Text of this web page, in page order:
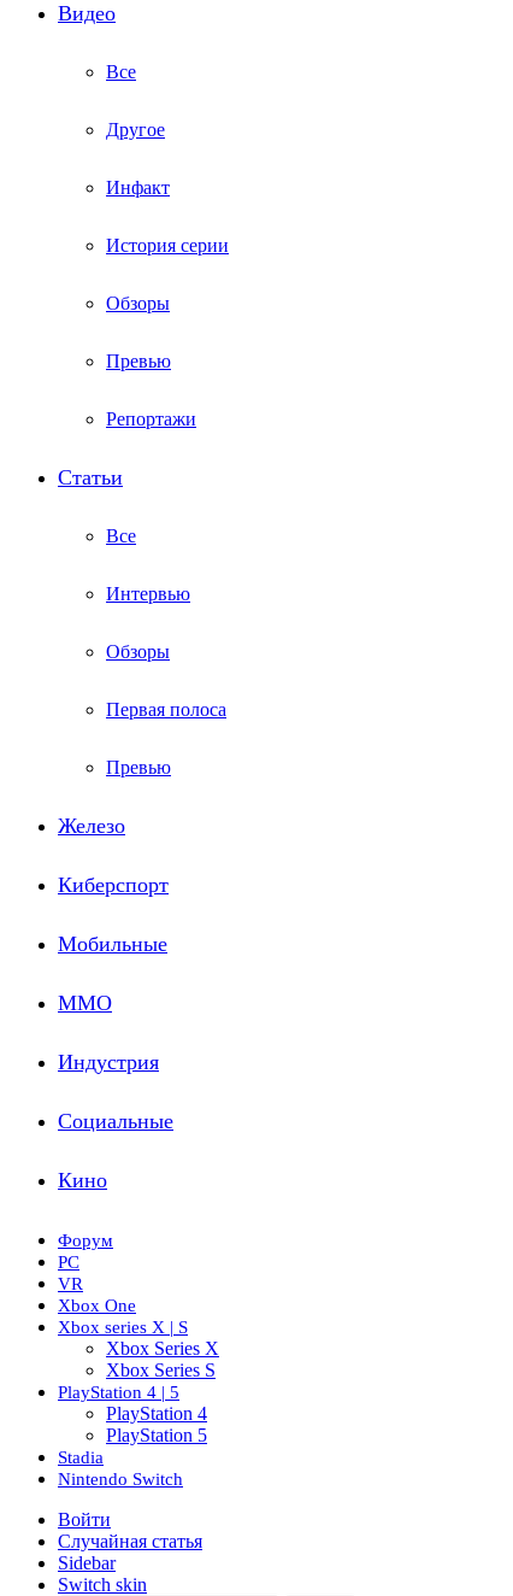
Видео
Все
Другое
Инфакт
История серии
Обзоры
Превью
Репортажи
Статьи
Все
Интервью
Обзоры
Первая полоса
Превью
Железо
Киберспорт
Мобильные
ММО
Индустрия
Социальные
Кино
Форум
PC
VR
Xbox One
Xbox series X | S
Xbox Series X
Xbox Series S
PlayStation 4 | 5
PlayStation 4
PlayStation 5
Stadia
Nintendo Switch
Войти
Случайная статья
Sidebar
Switch skin